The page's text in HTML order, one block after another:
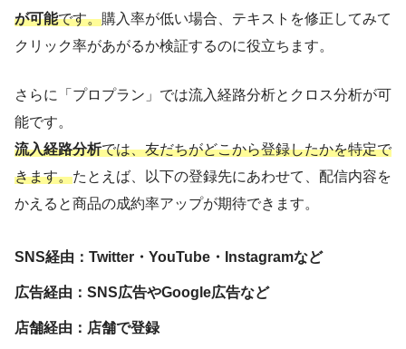
が可能です。購入率が低い場合、テキストを修正してみて
クリック率があがるか検証するのに役立ちます。
さらに「プロプラン」では流入経路分析とクロス分析が可
能です。
流入経路分析では、友だちがどこから登録したかを特定で
きます。たとえば、以下の登録先にあわせて、配信内容を
かえると商品の成約率アップが期待できます。
SNS経由：Twitter・YouTube・Instagramなど
広告経由：SNS広告やGoogle広告など
店舗経由：店舗で登録